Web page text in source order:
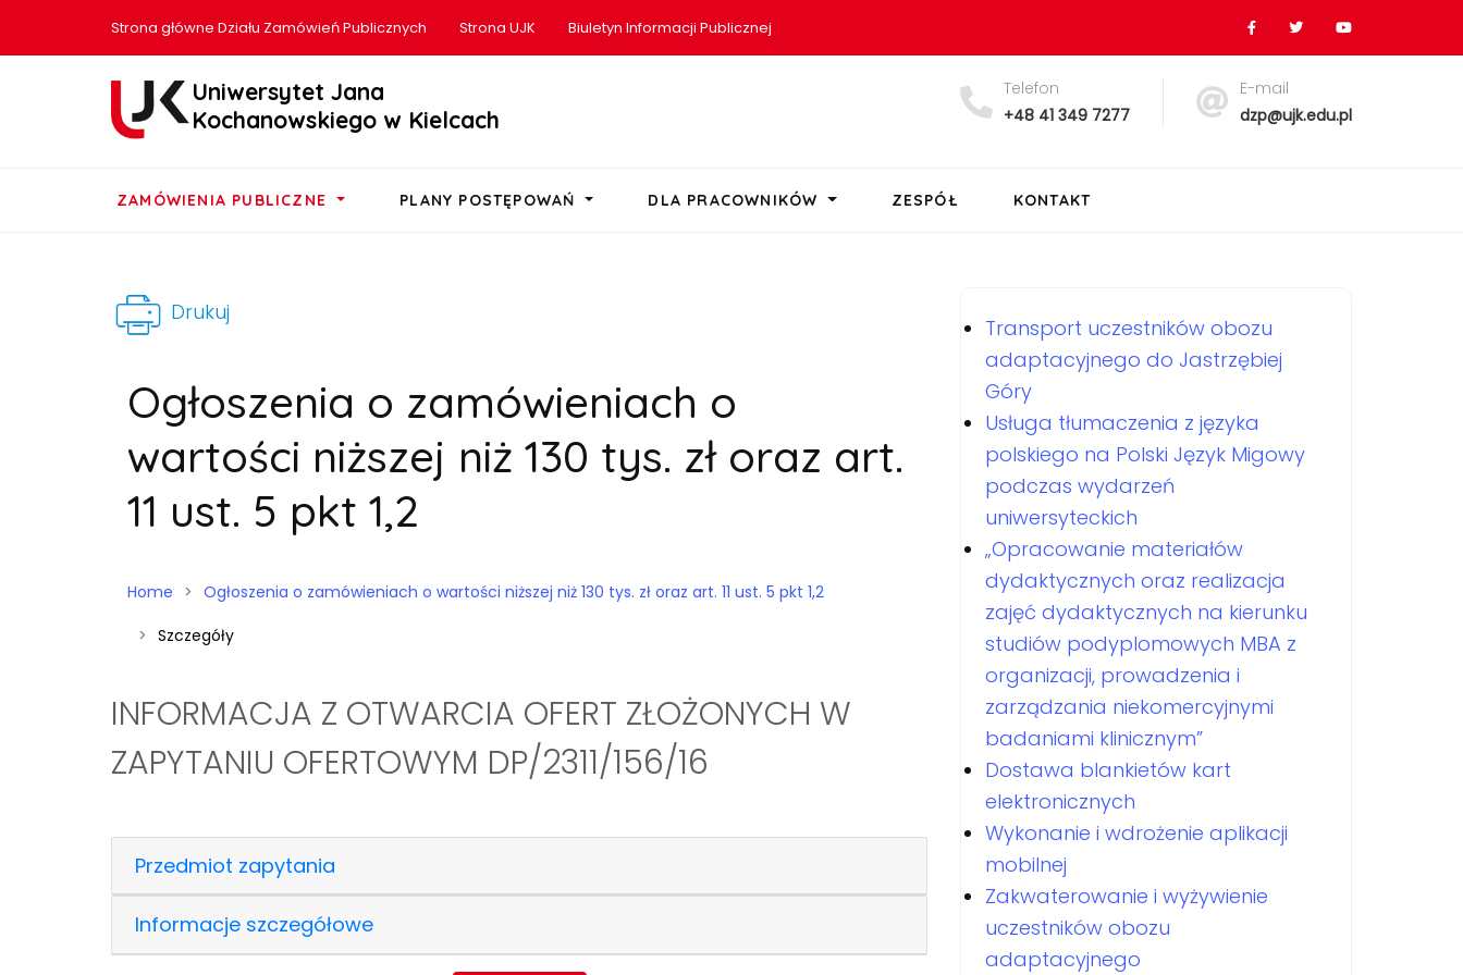
Strona główne Działu Zamówień Publicznych Strona UJK Biuletyn Informacji Publicznej
Uniwersytet Jana
Kochanowskiego w Kielcach
Telefon
+48 41 349 7277
E-mail
dzp@ujk.edu.pl
ZAMÓWIENIA PUBLICZNE PLANY POSTĘPOWAŃ DLA PRACOWNIKÓW ZESPÓŁ KONTAKT
Drukuj
Ogłoszenia o zamówieniach o
wartości niższej niż 130 tys. zł oraz art.
11 ust. 5 pkt 1,2
Home
Ogłoszenia o zamówieniach o wartości niższej niż 130 tys. zł oraz art. 11 ust. 5 pkt 1,2
Szczegóły
INFORMACJA Z OTWARCIA OFERT ZŁOŻONYCH W
ZAPYTANIU OFERTOWYM DP/2311/156/16
Przedmiot zapytania
Informacje szczegółowe
Transport uczestników obozu
adaptacyjnego do Jastrzębiej
Góry
Usługa tłumaczenia z języka
polskiego na Polski Język Migowy
podczas wydarzeń
uniwersyteckich
„Opracowanie materiałów
dydaktycznych oraz realizacja
zajęć dydaktycznych na kierunku
studiów podyplomowych MBA z
organizacji, prowadzenia i
zarządzania niekomercyjnymi
badaniami klinicznym”
Dostawa blankietów kart
elektronicznych
Wykonanie i wdrożenie aplikacji
mobilnej
Zakwaterowanie i wyżywienie
uczestników obozu
adaptacyjnego